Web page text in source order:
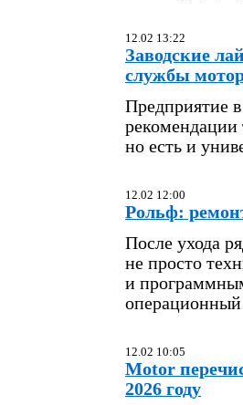
12.02 13:22
Заводские
службы
Предприятие
рекомендации
но есть и
12.02 12:00
Рольф:
После ухода
не просто
и
12.02 10:05
Motor
2026 году